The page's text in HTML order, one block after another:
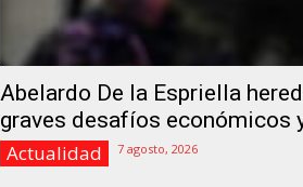
Abelardo De la Espriella
graves desafíos económicos
Actualidad 7 agosto, 2026